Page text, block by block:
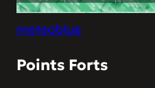
meteoblue
Points Forts